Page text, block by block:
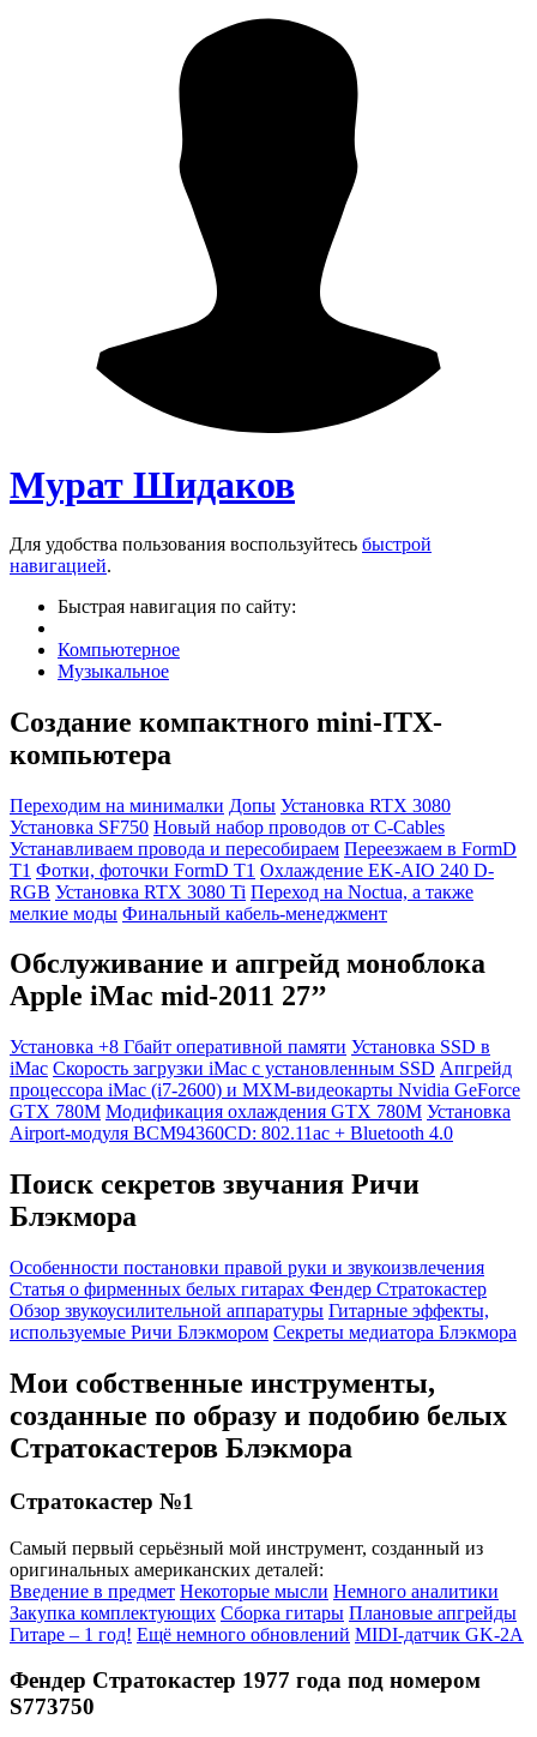
Мурат Шидаков
Для удобства пользования воспользуйтесь быстрой
навигацией.
Быстрая навигация по сайту:
Компьютерное
Музыкальное
Создание компактного mini-ITX-
компьютера
Переходим на минималки Допы Установка RTX 3080
Установка SF750 Новый набор проводов от C-Cables
Устанавливаем провода и пересобираем Переезжаем в FormD
T1 Фотки, фоточки FormD T1 Охлаждение EK-AIO 240 D-
RGB Установка RTX 3080 Ti Переход на Noctua, а также
мелкие моды Финальный кабель-менеджмент
Обслуживание и апгрейд моноблока
Apple iMac mid-2011 27’’
Установка +8 Гбайт оперативной памяти Установка SSD в
iMac Скорость загрузки iMac с установленным SSD Апгрейд
процессора iMac (i7-2600) и MXM-видеокарты Nvidia GeForce
GTX 780M Модификация охлаждения GTX 780M Установка
Airport-модуля BCM94360CD: 802.11ac + Bluetooth 4.0
Поиск секретов звучания Ричи
Блэкмора
Особенности постановки правой руки и звукоизвлечения
Статья о фирменных белых гитарах Фендер Стратокастер
Обзор звукоусилительной аппаратуры Гитарные эффекты,
используемые Ричи Блэкмором Секреты медиатора Блэкмора
Мои собственные инструменты,
созданные по образу и подобию белых
Стратокастеров Блэкмора
Стратокастер №1
Самый первый серьёзный мой инструмент, созданный из
оригинальных американских деталей:
Введение в предмет Некоторые мысли Немного аналитики
Закупка комплектующих Сборка гитары Плановые апгрейды
Гитаре – 1 год! Ещё немного обновлений MIDI-датчик GK-2A
Фендер Стратокастер 1977 года под номером
S773750